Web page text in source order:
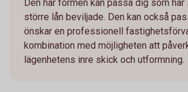
Den här formen kan passa dig som
större lån beviljade. Den kan också
önskar en professionell
kombination med möjligheten att
lägenhetens inre skick och utformning.